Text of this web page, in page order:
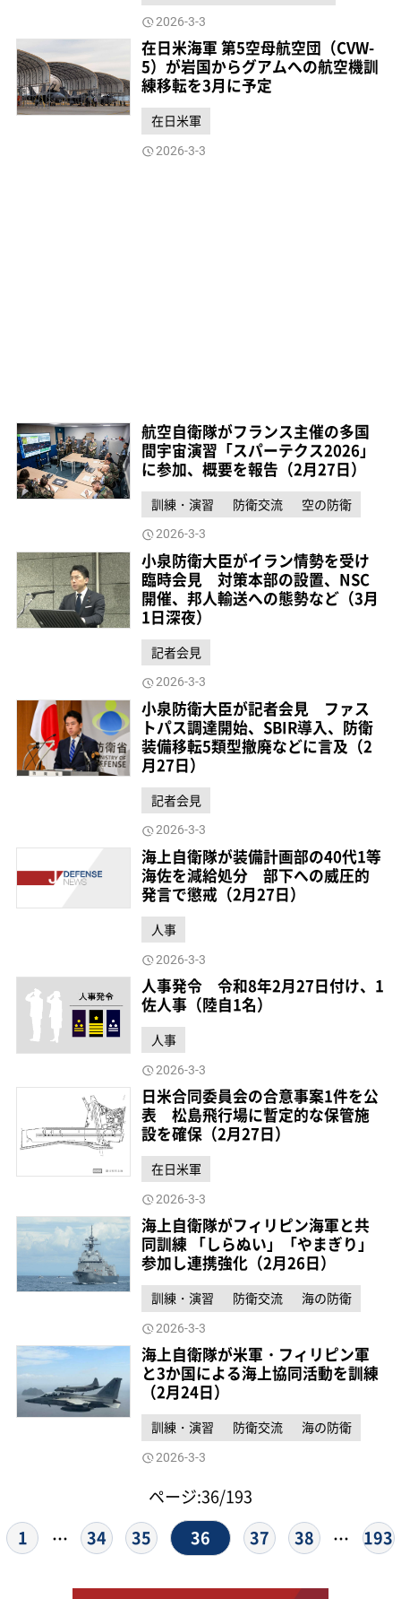
2026-3-3
在日米海軍 第5空母航空団（CVW-
5）が岩国からグアムへの航空機訓
練移転を3月に予定
在日米軍
2026-3-3
航空自衛隊がフランス主催の多国
間宇宙演習「スパーテクス2026」
に参加、概要を報告（2月27日）
訓練・演習 防衛交流 空の防衛
2026-3-3
小泉防衛大臣がイラン情勢を受け
臨時会見 対策本部の設置、NSC
開催、邦人輸送への態勢など（3月
1日深夜）
記者会見
2026-3-3
小泉防衛大臣が記者会見 ファス
トパス調達開始、SBIR導入、防衛
装備移転5類型撤廃などに言及（2
月27日）
記者会見
2026-3-3
海上自衛隊が装備計画部の40代1等
海佐を減給処分 部下への威圧的
発言で懲戒（2月27日）
人事
2026-3-3
人事発令 令和8年2月27日付け、1
佐人事（陸自1名）
人事
2026-3-3
日米合同委員会の合意事案1件を公
表 松島飛行場に暫定的な保管施
設を確保（2月27日）
在日米軍
2026-3-3
海上自衛隊がフィリピン海軍と共
同訓練 「しらぬい」「やまぎり」
参加し連携強化（2月26日）
訓練・演習 防衛交流 海の防衛
2026-3-3
海上自衛隊が米軍・フィリピン軍
と3か国による海上協同活動を訓練
（2月24日）
訓練・演習 防衛交流 海の防衛
2026-3-3
ページ:36/193
1
… 34 35 36 37 38 … 193